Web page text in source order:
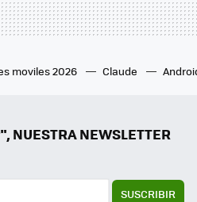
moviles 2026 Claude
NEWSLETTER
SUSCRIBIR